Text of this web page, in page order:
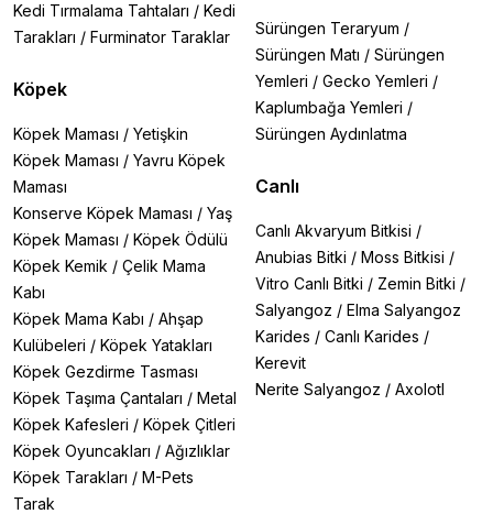
Kedi Tırmalama Tahtaları / Kedi
Tarakları / Furminator Taraklar
Köpek
Köpek Maması / Yetişkin
Köpek Maması / Yavru Köpek
Maması
Konserve Köpek Maması / Yaş
Köpek Maması / Köpek Ödülü
Köpek Kemik / Çelik Mama
Kabı
Köpek Mama Kabı / Ahşap
Kulübeleri / Köpek Yatakları
Köpek Gezdirme Tasması
Köpek Taşıma Çantaları / Metal
Köpek Kafesleri / Köpek Çitleri
Köpek Oyuncakları / Ağızlıklar
Köpek Tarakları / M-Pets
Tarak
Sürüngen Teraryum /
Sürüngen Matı / Sürüngen
Yemleri / Gecko Yemleri /
Kaplumbağa Yemleri /
Sürüngen Aydınlatma
Canlı
Canlı Akvaryum Bitkisi /
Anubias Bitki / Moss Bitkisi /
Vitro Canlı Bitki / Zemin Bitki /
Salyangoz / Elma Salyangoz
Karides / Canlı Karides /
Kerevit
Nerite Salyangoz / Axolotl